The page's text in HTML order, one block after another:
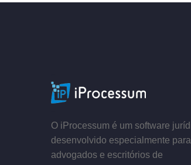
O iProcessum é um software
desenvolvido especialmente para
advogados e escritórios de